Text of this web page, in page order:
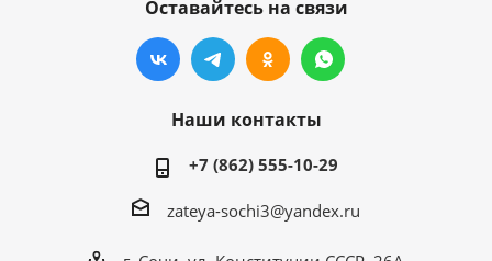
Оставайтесь на связи
Наши контакты
+7 (862) 555-10-29
zateya-sochi3@yandex.ru